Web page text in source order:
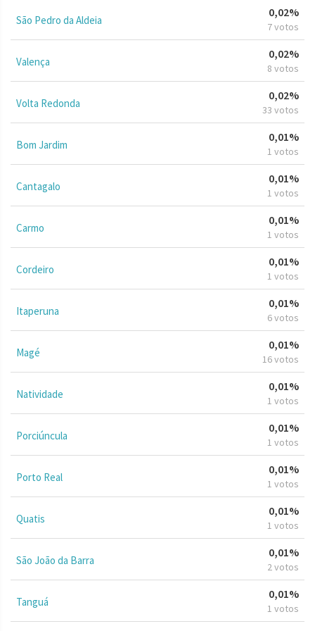
São Pedro da Aldeia
0,02%
7 votos
Valença
0,02%
8 votos
Volta Redonda
0,02%
33 votos
Bom Jardim
0,01%
1 votos
Cantagalo
0,01%
1 votos
Carmo
0,01%
1 votos
Cordeiro
0,01%
1 votos
Itaperuna
0,01%
6 votos
Magé
0,01%
16 votos
Natividade
0,01%
1 votos
Porciúncula
0,01%
1 votos
Porto Real
0,01%
1 votos
Quatis
0,01%
1 votos
São João da Barra
0,01%
2 votos
Tanguá
0,01%
1 votos